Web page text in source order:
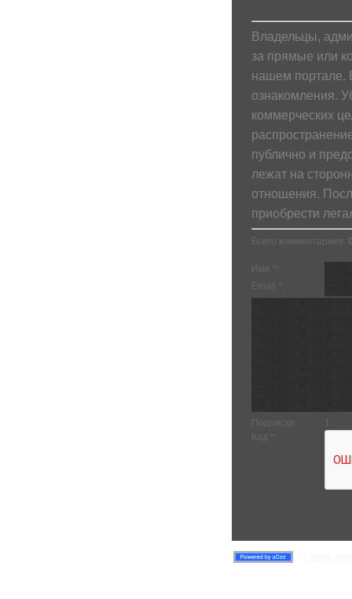
Владельцы,
за прямые или
нашем портале.
ознакомления.
коммерческих
публично и
лежат на
отношения.
приобрести
Всего комментариев :
Имя *:
Email *:
Подписка:
1
Код *: